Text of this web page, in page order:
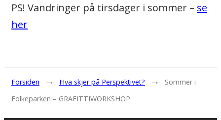
PS! Vandringer på tirsdager i sommer – se
her
Forsiden → Hva skjer på Perspektivet? →
Sommer i
Folkeparken – GRAFITTIWORKSHOP